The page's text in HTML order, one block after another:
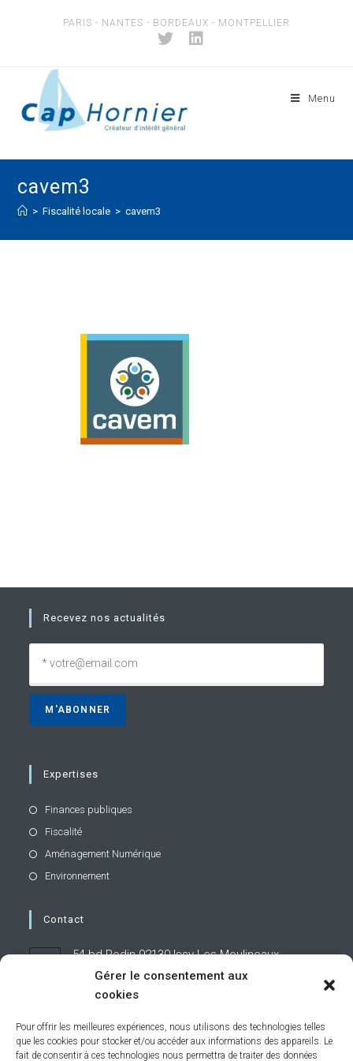
Gérer le consentement aux
cookies
Pour offrir les meilleures expériences, nous utilisons des technologies telles
que les cookies pour stocker et/ou accéder aux informations des appareils. Le
fait de consentir à ces technologies nous permettra de traiter des données
PARIS - NANTES - BORDEAUX - MONTPELLIER
Menu
cavem3
> Fiscalité locale > cavem3
Recevez nos actualités
Expertises
Finances publiques
Fiscalité
Aménagement Numérique
Environnement
Contact
54 bd Rodin 92130 Issy-Les-Moulineaux
01 71 19 95 60
contact@caphornier.frS’ouvre
dans